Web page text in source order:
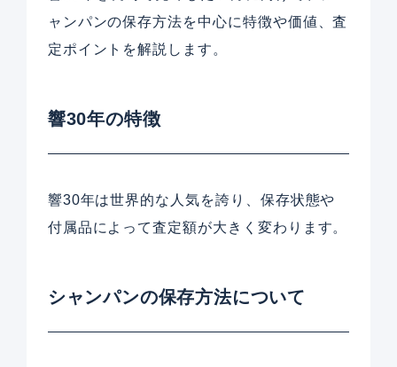
ャンパンの保存方法を中心に特徴や価値、査
定ポイントを解説します。
響30年の特徴
響30年は世界的な人気を誇り、保存状態や
付属品によって査定額が大きく変わります。
シャンパンの保存方法について